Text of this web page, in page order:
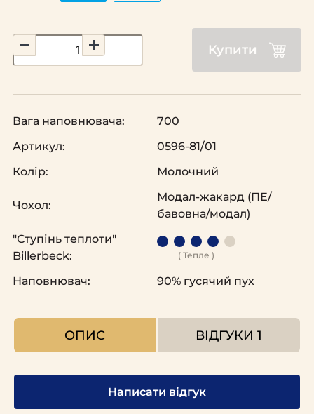
Купити
Вага наповнювача:
700
Артикул:
0596-81/01
Колір:
Молочний
Чохол:
Модал-жакард (ПЕ/
бавовна/модал)
"Ступінь теплоти"
Billerbeck:
( Тепле )
Наповнювач: 90% гусячий пух
ОПИС ВІДГУКИ1
Написати відгук